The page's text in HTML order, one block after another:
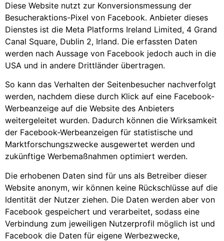
Diese Website nutzt zur Konversionsmessung der
Besucheraktions-Pixel von Facebook. Anbieter dieses
Dienstes ist die Meta Platforms Ireland Limited, 4 Grand
Canal Square, Dublin 2, Irland. Die erfassten Daten
werden nach Aussage von Facebook jedoch auch in die
USA und in andere Drittländer übertragen.
So kann das Verhalten der Seitenbesucher nachverfolgt
werden, nachdem diese durch Klick auf eine Facebook-
Werbeanzeige auf die Website des Anbieters
weitergeleitet wurden. Dadurch können die Wirksamkeit
der Facebook-Werbeanzeigen für statistische und
Marktforschungszwecke ausgewertet werden und
zukünftige Werbemaßnahmen optimiert werden.
Die erhobenen Daten sind für uns als Betreiber dieser
Website anonym, wir können keine Rückschlüsse auf die
Identität der Nutzer ziehen. Die Daten werden aber von
Facebook gespeichert und verarbeitet, sodass eine
Verbindung zum jeweiligen Nutzerprofil möglich ist und
Facebook die Daten für eigene Werbezwecke,